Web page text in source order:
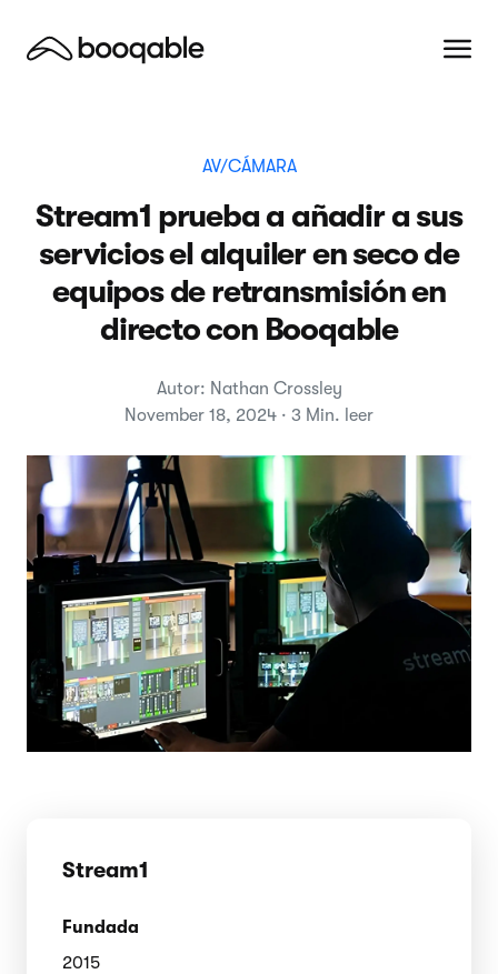
AV/CÁMARA
Stream1 prueba a añadir a sus
servicios el alquiler en seco de
equipos de retransmisión en
directo con Booqable
Autor: Nathan Crossley
November 18, 2024 · 3 Min. leer
Stream1
Fundada
2015